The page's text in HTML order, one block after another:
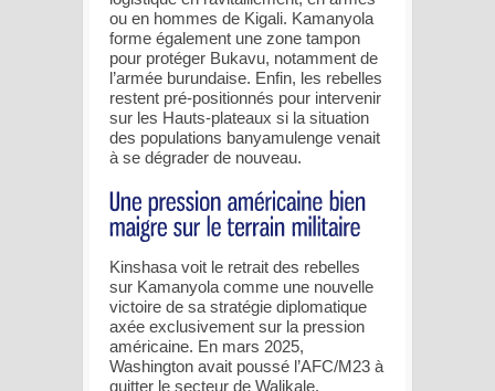
ou en hommes de Kigali. Kamanyola
forme également une zone tampon
pour protéger Bukavu, notamment de
l’armée burundaise. Enfin, les rebelles
restent pré-positionnés pour intervenir
sur les Hauts-plateaux si la situation
des populations banyamulenge venait
à se dégrader de nouveau.
Kinshasa voit le retrait des rebelles
sur Kamanyola comme une nouvelle
victoire de sa stratégie diplomatique
axée exclusivement sur la pression
américaine. En mars 2025,
Washington avait poussé l’AFC/M23 à
quitter le secteur de Walikale,